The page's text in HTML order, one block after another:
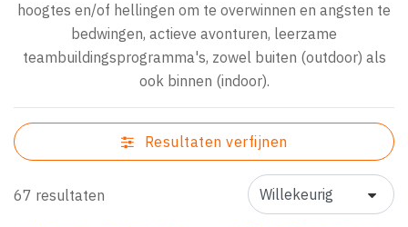
hoogtes en/of hellingen om te overwinnen en angsten te
bedwingen, actieve avonturen, leerzame
teambuildingsprogramma's, zowel buiten (outdoor) als
ook binnen (indoor).
Resultaten verfijnen
67 resultaten